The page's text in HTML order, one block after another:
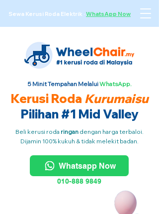
Sewa Kerusi Roda Elektrik · WhatsApp Now
5 Minit Tempahan MelaluiWhatsApp.
Kerusi Roda Kurumaisu
Pilihan #1 Mid Valley
Beli kerusi roda ringan dengan harga terbaloi.
Dijamin 100% kukuh & tidak melekit badan.
Whatsapp Now
010-888 9849